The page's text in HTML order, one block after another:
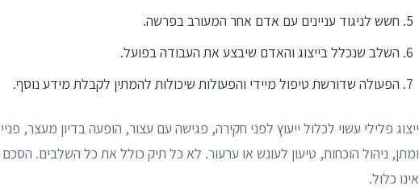
חשש לניגוד עניינים עם אדם אחר המעורב בפרשה.
השלב שנכלל בייצוג והאדם שיבצע את העבודה בפועל.
הפעולה שדורשת טיפול מיידי והפעולות שיכולות להמתין לקבלת מידע נוסף.
ייצוג פלילי עשוי לכלול ייעוץ לפני חקירה, פגישה עם עצור, הופעה בדיון מעצר,
ומתן, ניהול הוכחות, טיעון לעונש או ערעור. לא כל תיק כולל את כל השלבים.
אינו כלול.